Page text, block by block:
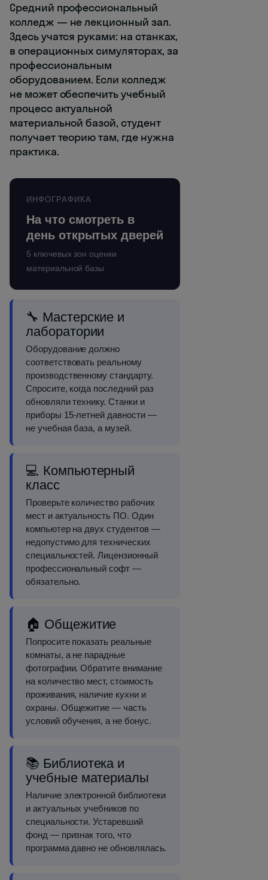
Средний профессиональный
колледж — не лекционный зал.
Здесь учатся руками: на станках,
в операционных симуляторах, за
профессиональным
оборудованием. Если колледж
не может обеспечить учебный
процесс актуальной
материальной базой, студент
получает теорию там, где нужна
практика.
ИНФОГРАФИКА
На что смотреть в
день открытых дверей
5 ключевых зон оценки
материальной базы
🔧 Мастерские и
лаборатории
Оборудование должно
соответствовать реальному
производственному стандарту.
Спросите, когда последний раз
обновляли технику. Станки и
приборы 15-летней давности —
не учебная база, а музей.
💻 Компьютерный
класс
Проверьте количество рабочих
мест и актуальность ПО. Один
компьютер на двух студентов —
недопустимо для технических
специальностей. Лицензионный
профессиональный софт —
обязательно.
🏠 Общежитие
Попросите показать реальные
комнаты, а не парадные
фотографии. Обратите внимание
на количество мест, стоимость
проживания, наличие кухни и
охраны. Общежитие — часть
условий обучения, а не бонус.
📚 Библиотека и
учебные материалы
Наличие электронной библиотеки
и актуальных учебников по
специальности. Устаревший
фонд — признак того, что
программа давно не обновлялась.